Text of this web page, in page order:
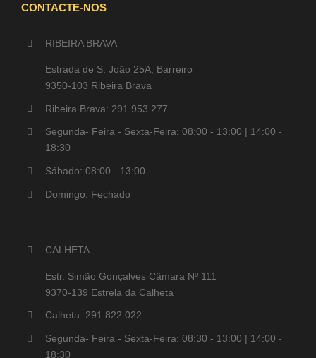
CONTACTE-NOS
RIBEIRA BRAVA
Estrada de S. João 25A, Barreiro
9350-103 Ribeira Brava
Ribeira Brava: 291 953 277
Segunda- Feira - Sexta-Feira: 08:00 - 13:00 | 14:00 -
18:30
Sábado: 08:00 - 13:00
Domingo: Fechado
CALHETA
Estr. Simão Gonçalves Câmara Nº 111
9370-139 Estrela da Calheta
Calheta: 291 822 022
Segunda- Feira - Sexta-Feira: 08:30 - 13:00 | 14:00 -
18:30